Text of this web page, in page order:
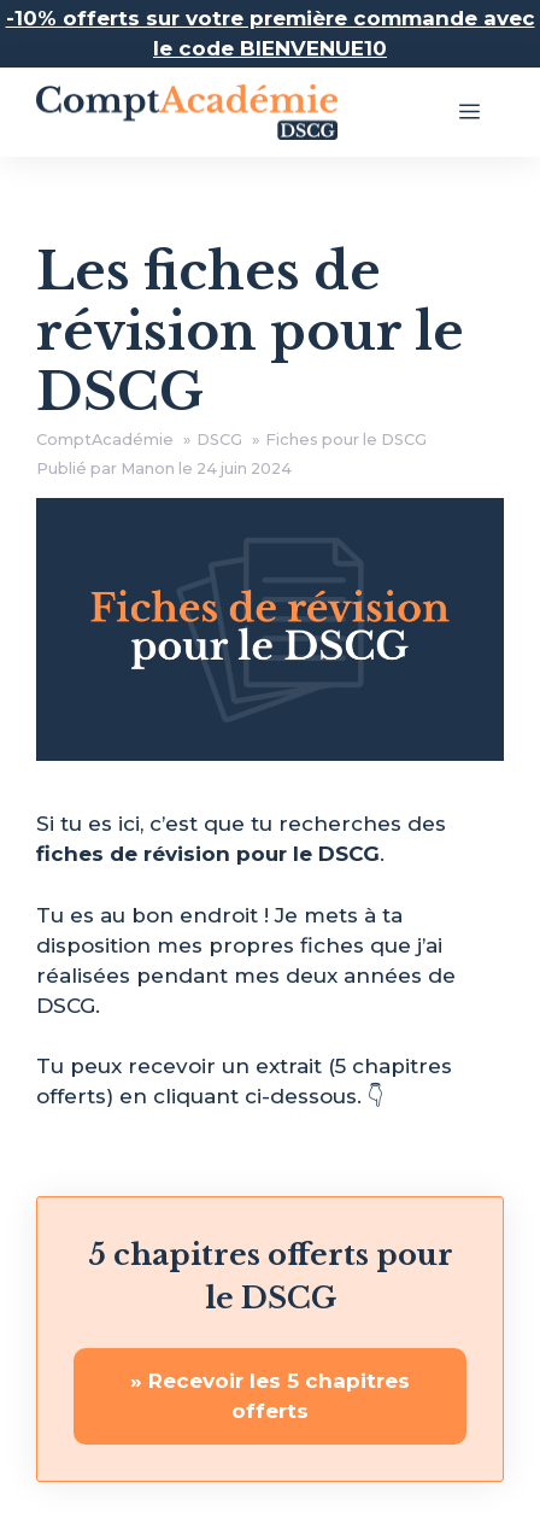
Aller
contenu
-10% offerts sur votre première commande avec
le code BIENVENUE10
Menu
Les fiches de
révision pour le
DSCG
ComptAcadémie DSCG
Fiches pour le DSCG
Publié par Manon le 24 juin 2024
Si tu es ici, c’est que tu recherches des
fiches de révision pour le DSCG.
Tu es au bon endroit ! Je mets à ta
disposition mes propres fiches que j’ai
réalisées pendant mes deux années de
DSCG.
Tu peux recevoir un extrait (5 chapitres
offerts) en cliquant ci-dessous. 👇
5 chapitres offerts pour
le DSCG
» Recevoir les 5 chapitres
offerts